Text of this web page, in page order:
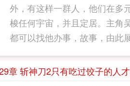
外，有这样一群人，他们在多
梭任何宇宙，并且定居。主角
章 斩神刀2只有吃过饺子的人